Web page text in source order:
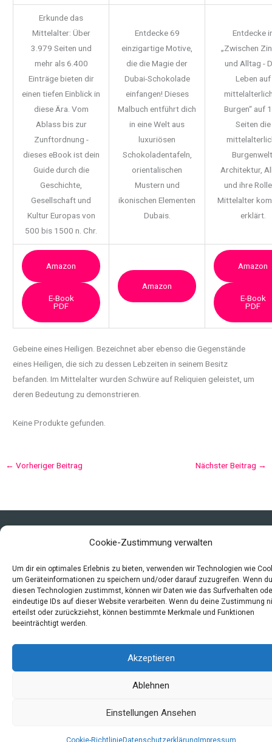
Cookie-Zustimmung verwalten
Um dir ein optimales Erlebnis zu bieten, verwenden wir Technologien wie
um Geräteinformationen zu speichern und/oder darauf zuzugreifen. Wenn du
diesen Technologien zustimmst, können wir Daten wie das Surfverhalten
eindeutige IDs auf dieser Website verarbeiten. Wenn du deine Zustimmung
erteilst oder zurückziehst, können bestimmte Merkmale und Funktionen
beeinträchtigt werden.
Akzeptieren
Ablehnen
Einstellungen Ansehen
Cookie-RichtlinieDatenschutzerklärung Impressum
Erkunde das
Mittelalter: Über
3.979 Seiten und
mehr als 6.400
Einträge bieten dir
einen tiefen Einblick in
diese Ära. Vom
Ablass bis zur
Zunftordnung -
dieses eBook ist dein
Guide durch die
Geschichte,
Gesellschaft und
Kultur Europas von
500 bis 1500 n. Chr.
Entdecke 69
einzigartige Motive,
die die Magie der
Dubai-Schokolade
einfangen! Dieses
Malbuch entführt dich
in eine Welt aus
luxuriösen
Schokoladentafeln,
orientalischen
Mustern und
ikonischen Elementen
Dubais.
Entdecke
„Zwischen
und Alltag -
Leben auf
Burgen“ auf
Seiten die
Architektur,
und ihre
Mittelalter
erklärt.
Amazon
E-Book
PDF
Amazon
Amazon
E-Book
PDF
Gebeine eines Heiligen. Bezeichnet aber ebenso die Gegenstände
eines Heiligen, die sich zu dessen Lebzeiten in seinem Besitz
befanden. Im Mittelalter wurden Schwüre auf Reliquien geleistet, um
deren Bedeutung zu demonstrieren.
Keine Produkte gefunden.
← Vorheriger Beitrag Nächster Beitrag →
Datenschutzerklärung und Cookie-Richtlinie
Quellen
Index